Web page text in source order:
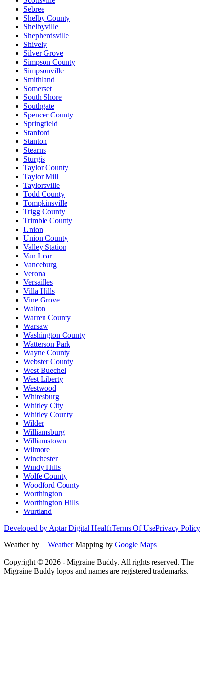
Sebree
Shelby County
Shelbyville
Shepherdsville
Shively
Silver Grove
Simpson County
Simpsonville
Smithland
Somerset
South Shore
Southgate
Spencer County
Springfield
Stanford
Stanton
Stearns
Sturgis
Taylor County
Taylor Mill
Taylorsville
Todd County
Tompkinsville
Trigg County
Trimble County
Union
Union County
Valley Station
Van Lear
Vanceburg
Verona
Versailles
Villa Hills
Vine Grove
Walton
Warren County
Warsaw
Washington County
Watterson Park
Wayne County
Webster County
West Buechel
West Liberty
Westwood
Whitesburg
Whitley City
Whitley County
Wilder
Williamsburg
Williamstown
Wilmore
Winchester
Windy Hills
Wolfe County
Woodford County
Worthington
Worthington Hills
Wurtland
Developed by Aptar Digital HealthTerms Of UsePrivacy Policy
Weather by
WeatherMapping by Google Maps
Copyright © 2026 - Migraine Buddy. All rights reserved. The
Migraine Buddy logos and names are registered trademarks.